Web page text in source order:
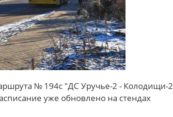
№ 194с "ДС Уручье-2 - Колодищи-2
уже обновлено на стендах